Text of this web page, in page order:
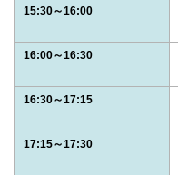
15:30～16:00
16:00～16:30
16:30～17:15
17:15～17:30